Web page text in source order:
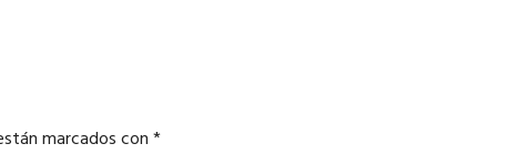
marcados con*